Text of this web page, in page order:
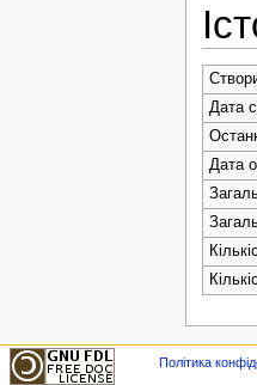
Дата
Дата
Політика